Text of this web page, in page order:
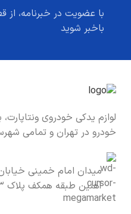
با عضویت در خبرنامه،
باخبر شوید
لوازم یدکی خودروی
خودرو در تهران و تمامی
میدان امام خمینی
آهنین طبقه همکف پلاک ۳۱۳